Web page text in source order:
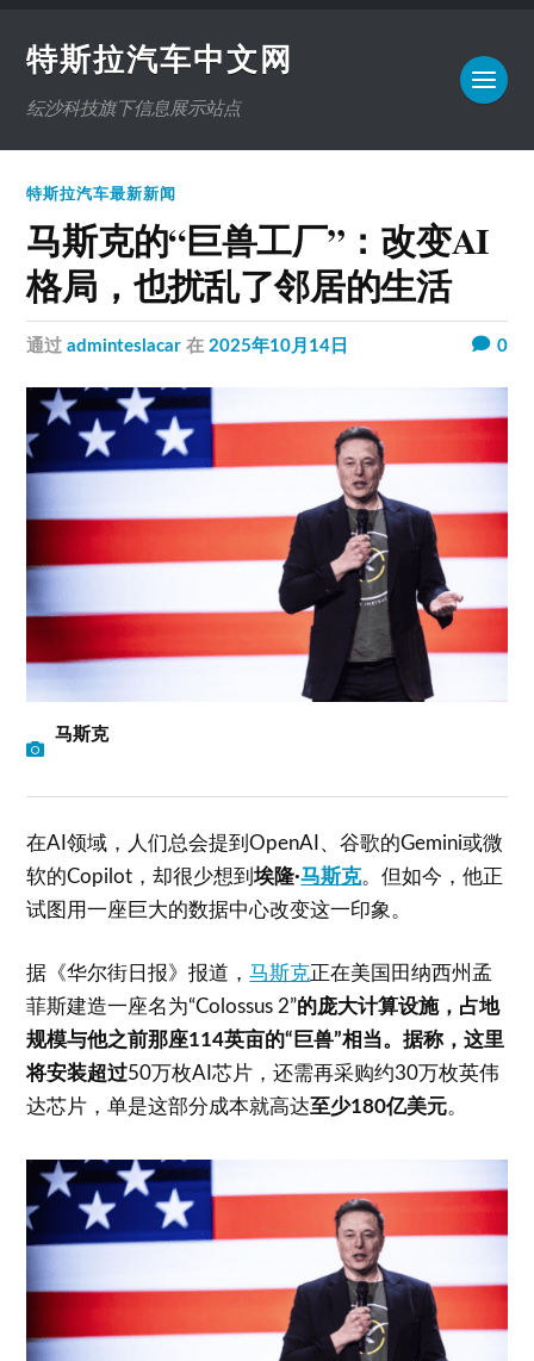
特斯拉汽车中文网
纭沙科技旗下信息展示站点
特斯拉汽车最新新闻
马斯克的“巨兽工厂”：改变AI
格局，也扰乱了邻居的生活
通过adminteslacar 在2025年10月14日 0
马斯克
在AI领域，人们总会提到OpenAI、谷歌的Gemini或微
软的Copilot，却很少想到埃隆·马斯克。但如今，他正
试图用一座巨大的数据中心改变这一印象。
据《华尔街日报》报道，马斯克正在美国田纳西州孟
菲斯建造一座名为“Colossus 2”的庞大计算设施，占地
规模与他之前那座114英亩的“巨兽”相当。据称，这里
将安装超过50万枚AI芯片，还需再采购约30万枚英伟
达芯片，单是这部分成本就高达至少180亿美元。